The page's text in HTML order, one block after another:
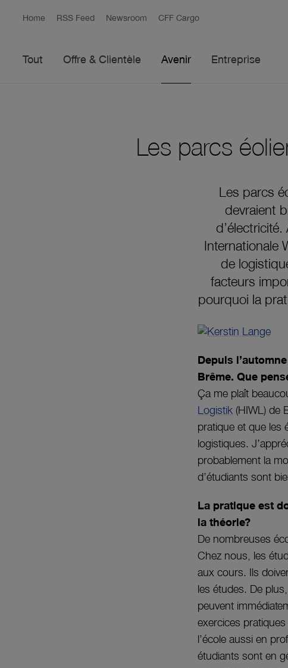
Home RSS Feed Newsroom CFF Cargo
Tout Offre & Clientèle Avenir Entreprise
Les parcs
Les parcs
devraient
Internationale
de
facteurs
pourquoi la
Depuis
Brême. Que
Ça me plaît
Logistik (HIWL) de
pratique et que les
logistiques.
probablement la
d’étudiants sont
La pratique est
la théorie?
De nombreuses
Chez nous, les
aux cours. Ils
les études. De
peuvent
exercices
l’école aussi en
étudiants sont en